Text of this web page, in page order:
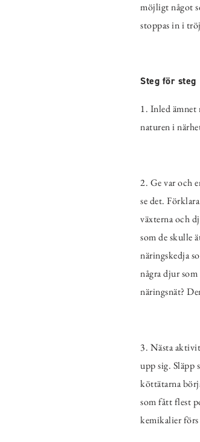
möjligt något
stoppas in i
Steg för steg
1. Inled ämnet
naturen i
2. Ge var och
se det.
växterna och
som de skulle
näringskedja
några djur
näringsnät?
3. Nästa
upp sig. Släpp
köttätarna
som fått flest
kemikalier